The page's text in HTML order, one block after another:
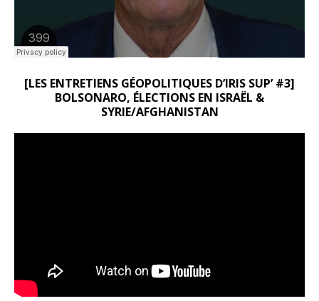
[LES ENTRETIENS GÉOPOLITIQUES D’IRIS SUP’ #3]
BOLSONARO, ÉLECTIONS EN ISRAËL &
SYRIE/AFGHANISTAN